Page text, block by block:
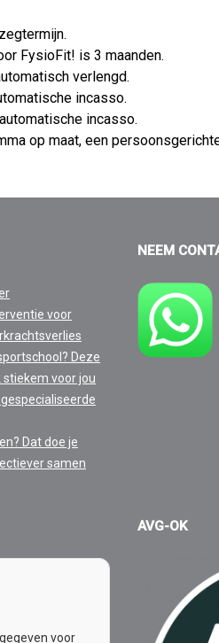
FysioFit! is 3 maanden.
verlengd.
incasso.
incasso.
op maat, een
voor
Deze
voor jou
Dat doe je
samen
NEEM
voor
AVG-OK